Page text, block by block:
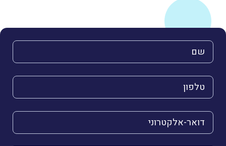
השם שלך (חובה)
הטלפון שלך (חובה)
הדואר האלקטרוני שלך (חובה)